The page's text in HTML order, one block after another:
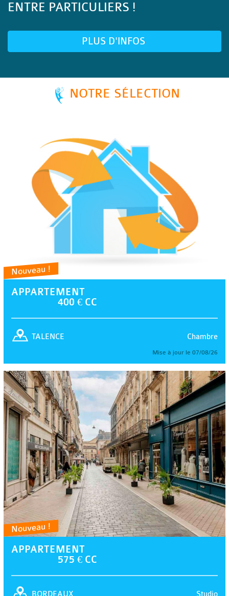
ENTRE PARTICULIERS !
PLUS D'INFOS
NOTRE SÉLECTION
Nouveau !
APPARTEMENT
400 € CC
Chambre
TALENCE
Mise à jour le 07/08/26
Nouveau !
APPARTEMENT
575 € CC
Studio